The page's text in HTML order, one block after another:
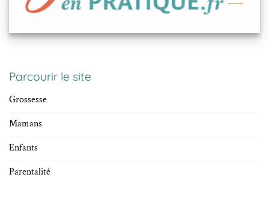
Parcourir le site
Grossesse
Mamans
Enfants
Parentalité